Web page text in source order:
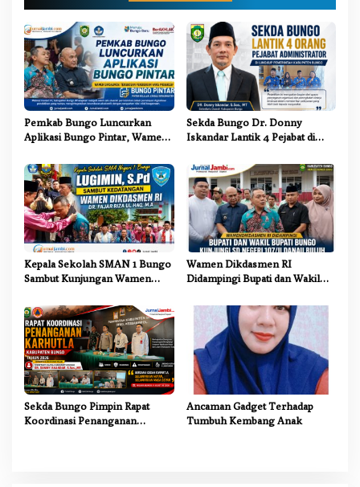
s
i
p
o
s
Pemkab Bungo Luncurkan
Aplikasi Bungo Pintar, Wamen
Pendidikan yang Progresif
Sekda Bungo Dr. Donny
Iskandar Lantik 4 Pejabat di
Kepala Sekolah SMAN 1 Bungo
Sambut Kunjungan Wamen
PJJ untuk Anak Putus Sekolah
Wamen Dikdasmen RI
Didampingi Bupati dan Wakil
SD Negeri 107/II Danau Buluh
Sekda Bungo Pimpin Rapat
Koordinasi Penanganan
Ancaman Gadget Terhadap
Tumbuh Kembang Anak